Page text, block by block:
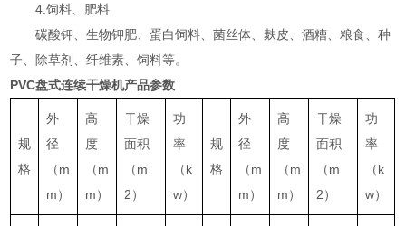
4.饲料、肥料
碳酸钾、生物钾肥、蛋白饲料、菌丝体、麸皮、酒糟、粮食、种
子、除草剂、纤维素、饲料等。
PVC盘式连续干燥机产品参数
规
格
外
径
（m
m）
高
度
（m
m）
干燥
面积
（m
2）
功
率
（k
w）
规
格
外
径
（m
m）
高
度
（m
m）
干燥
面积
（m
2）
功
率
（k
w）